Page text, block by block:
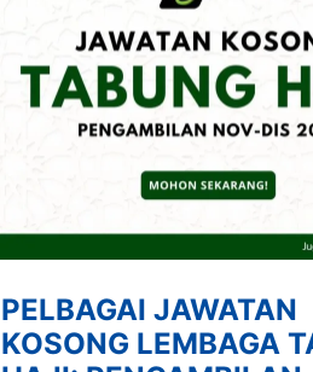
PELBAGAI JAWATAN
KOSONG LEMBAGA